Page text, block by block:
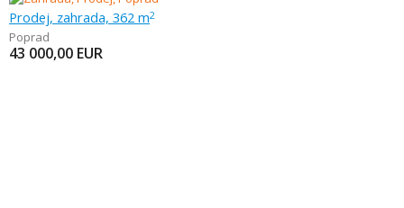
Prodej, zahrada, 362 m2
Poprad
43 000,00 EUR